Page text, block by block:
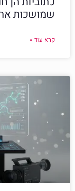
שמושכות
קרא עוד »